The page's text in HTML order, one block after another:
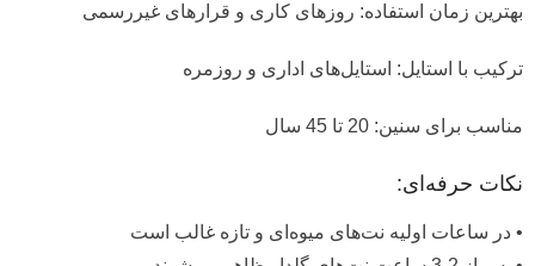
بهترین زمان استفاده: روزهای کاری و قرارهای غیررسمی
ترکیب با استایل: استایل‌های اداری و روزمره
مناسب برای سنین: 20 تا 45 سال
نکات حرفه‌ای:
• در ساعات اولیه نت‌های میوه‌ای و تازه غالب است